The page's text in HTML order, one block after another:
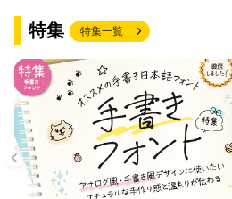
特集 特集一覧